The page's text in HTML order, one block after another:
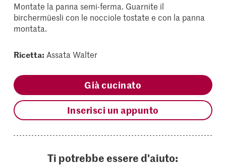
Montate la panna semi-ferma. Guarnite il
birchermüesli con le nocciole tostate e con la panna
montata.
Ricetta: Assata Walter
Già cucinato
Inserisci un appunto
Ti potrebbe essere d'aiuto: